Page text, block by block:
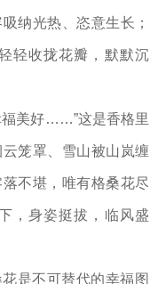
纳光热、恣意生长；
轻收拢花瓣，默默沉
福美好……”这是香格里
笼罩、雪山被山岚缠
不堪，唯有格桑花尽
，身姿挺拔，临风盛
是不可替代的幸福图